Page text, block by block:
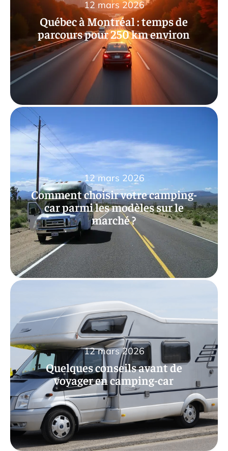
Québec à Montréal : temps de
parcours pour 250 km environ
12 mars 2026
Comment choisir votre camping-
car parmi les modèles sur le
marché ?
12 mars 2026
Quelques conseils avant de
voyager en camping-car
12 mars 2026